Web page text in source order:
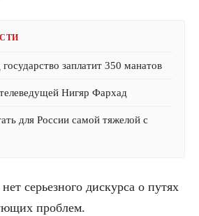
заплатит 350 манатов
Нигяр Фархад
для России самой тяжелой с
серьезного дискурса о путях
проблем.